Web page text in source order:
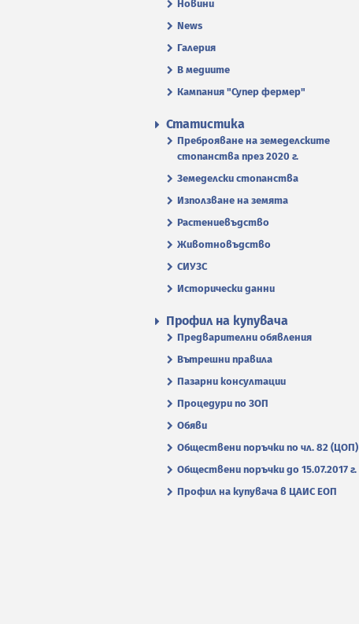
Новини
News
Галерия
В медиите
Кампания "Супер фермер"
Статистика
Преброяване на земеделските
стопанства през 2020 г.
Земеделски стопанства
Използване на земята
Растениевъдство
Животновъдство
СИУЗС
Исторически данни
Профил на купувача
Предварителни обявления
Вътрешни правила
Пазарни консултации
Процедури по ЗОП
Обяви
Обществени поръчки по чл. 82 (ЦОП)
Обществени поръчки до 15.07.2017 г.
Профил на купувача в ЦАИС ЕОП